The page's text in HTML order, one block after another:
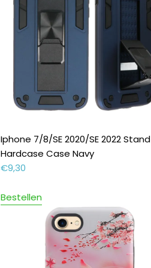
Iphone 7/8/SE 2020/SE 2022 Stand
Hardcase Case Navy
€9,30
Bestellen